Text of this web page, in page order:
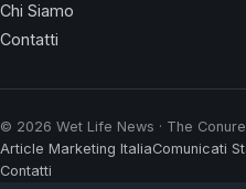
Chi Siamo
Contatti
© 2026 Wet Life News · The
Article Marketing ItaliaComunicati
Contatti